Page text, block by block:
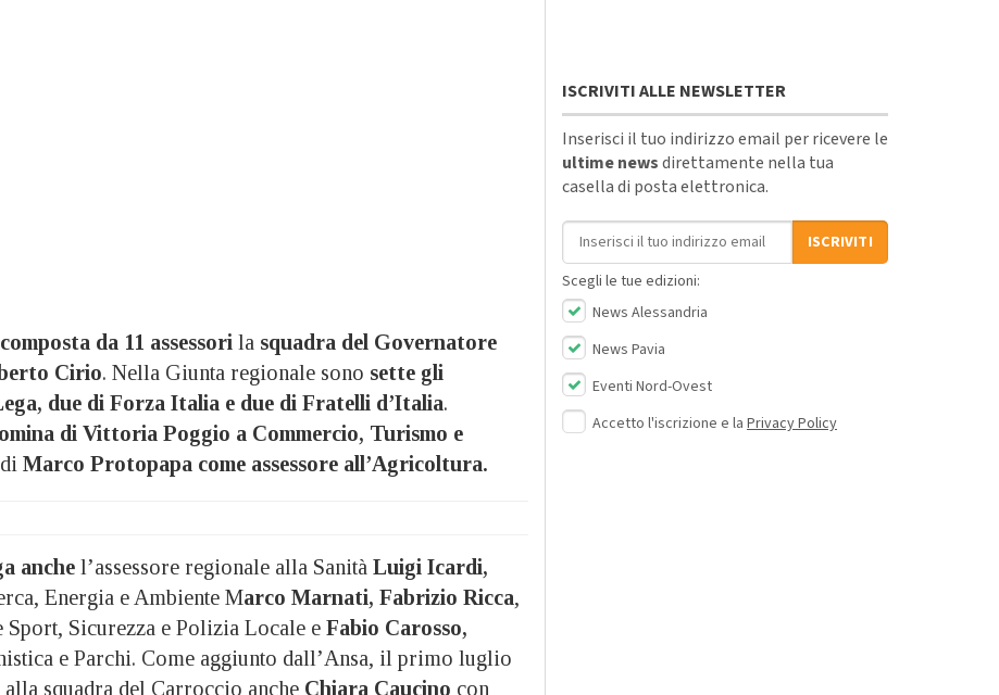
composta da 11 assessori la squadra del Governatore
Cirio. Nella Giunta regionale sono sette gli
due di Forza Italia e due di Fratelli d’Italia.
di Vittoria Poggio a Commercio, Turismo e
Marco Protopapa come assessore all’Agricoltura.
anche l’assessore regionale alla Sanità Luigi Icardi,
Energia e Ambiente Marco Marnati, Fabrizio Ricca,
Sport, Sicurezza e Polizia Locale e Fabio Carosso,
e Parchi. Come aggiunto dall’Ansa, il primo luglio
squadra del Carroccio anche Chiara Caucino con
ISCRIVITI ALLE NEWSLETTER
Inserisci il tuo indirizzo email per ricevere le
ultime newsdirettamente nella tua
casella di posta elettronica.
Indirizzo email
ISCRIVITI
Scegli le tue edizioni:
News Alessandria
News Pavia
Eventi Nord-Ovest
Accetto l'iscrizione e la Privacy Policy